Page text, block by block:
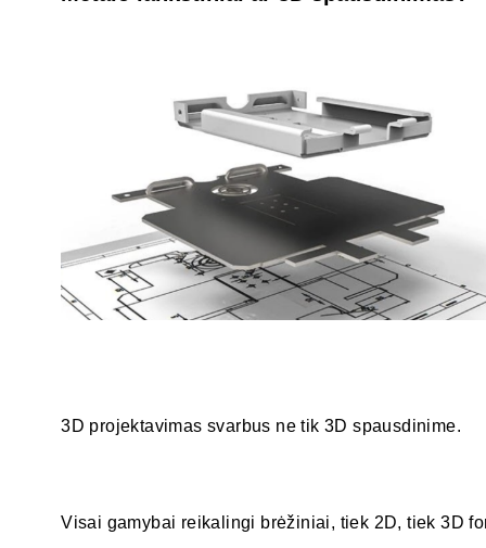
3D projektavimas svarbus ne tik 3D spausdinime.
Visai gamybai reikalingi brėžiniai, tiek 2D, tiek 3D